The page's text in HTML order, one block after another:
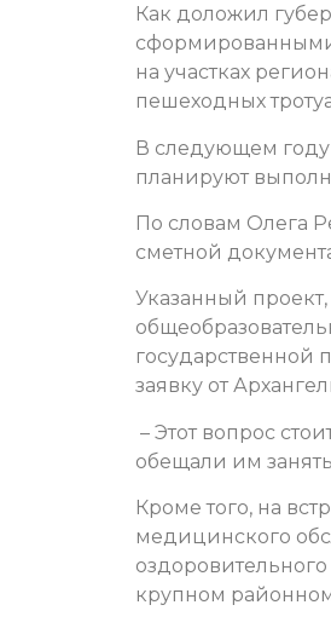
Как доложил
на участках
пешеходных
В следующем
планируют
По словам Олега
сметной
Указанный
государственной
заявку от
– Этот вопрос
обещали им
Кроме того, на
медицинского
крупном районном